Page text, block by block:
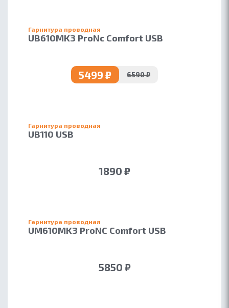
Гарнитура проводная
UB610MK3 ProNc Comfort USB
5499 ₽ 6590 ₽
Гарнитура проводная
UB110 USB
1890 ₽
Гарнитура проводная
UM610MK3 ProNC Comfort USB
5850 ₽